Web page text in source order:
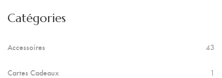
Catégories
Accessoires 43
Cartes Cadeaux 1